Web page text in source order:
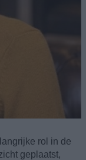
rol in de
geplaatst,